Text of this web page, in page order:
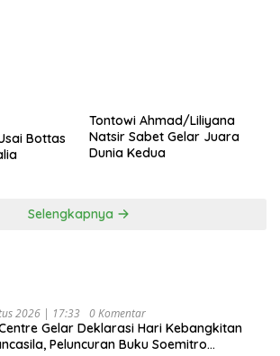
Bottas
Tontowi Ahmad/Liliyana
Natsir Sabet Gelar Juara
Dunia Kedua
Selengkapnya
2026 | 17:33 0 Komentar
Gelar Deklarasi Hari Kebangkitan
Peluncuran Buku Soemitro